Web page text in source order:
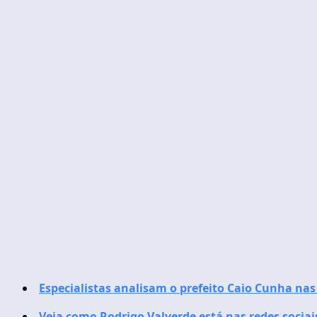
Especialistas analisam o prefeito Caio Cunha